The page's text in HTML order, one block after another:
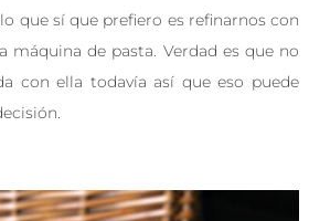
que sí que prefiero es refinarnos con
máquina de pasta. Verdad es que no
con ella todavía así que eso puede